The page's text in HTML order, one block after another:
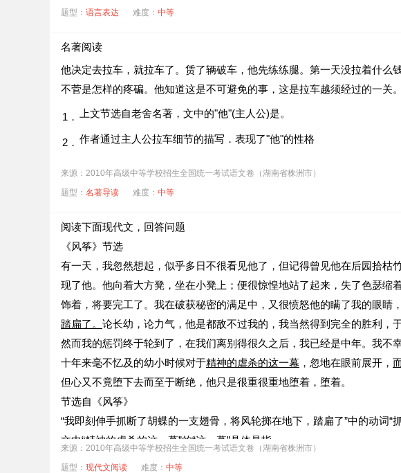
题型： 语言表达 难度： 中等
名著阅读
他决定去拉车，就拉车了。赁了辆破车，他先练练腿。第一天没拉着什么
不菅是怎样的疼碥。他知道这是不可避免的事，这是拉车越须经过的一关
1． 上文节选自老舍名著，文中的"他"(主人公)是。
2． 作者通过主人公拉车细节的描写．表现了"他"的性格
来源：2010年高级中等学校招生全国统一考试语文卷（湖南省株洲市）
题型： 名著导读 难度： 中等
阅读下面现代文，回答问题
《风筝》节选
有一天，我忽然想起，似乎多日不很看见他了，但记得曾见他在后园拾
现了他。他向着大方凳，坐在小凳上；便很惊惶地站了起来，失了色瑟
饰着，将要完工了。我在破获秘密的满足中，又很愤怒他的瞒了我的眼睛
踏扁了。 论长幼，论力气，他是都敌不过我的，我当然得到完全的胜利，
然而我的惩罚终于轮到了，在我们离别得很久之后，我已经是中年。我不
十年来毫不忆及的幼小时候对于精神的虐杀的这一幕 ，忽地在眼前展开，
但心又不竟堕下去而至于断绝，他只是很重很重地堕着，堕着。
节选自《风筝》
“我即刻伸手抓断了胡蝶的一支翅骨，将风轮掷在地下，踏扁了”中的动词“抓
文中“精神的虐杀的这一幕”的“这一幕”具体是指
来源：2010年高级中等学校招生全国统一考试语文卷（湖南省株洲市）
题型： 现代文阅读 难度： 中等